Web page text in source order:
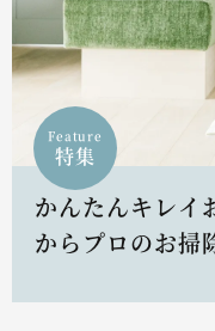
Feature
特集
かんたんキレ
からプロのお掃